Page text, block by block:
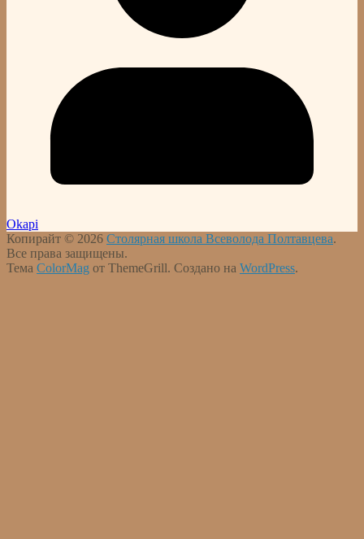
Okapi
Копирайт © 2026 Столярная школа Всеволода Полтавцева.
Все права защищены.
Тема ColorMag от ThemeGrill. Создано на WordPress.